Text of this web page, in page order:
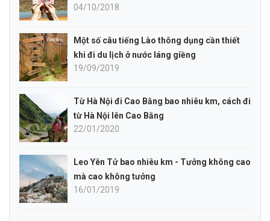
04/10/2018
Một số câu tiếng Lào thông dụng cần thiết
khi đi du lịch ở nước láng giềng
19/09/2019
Từ Hà Nội đi Cao Bằng bao nhiêu km, cách đi
từ Hà Nội lên Cao Bằng
22/01/2020
Leo Yên Tử bao nhiêu km - Tưởng không cao
mà cao không tưởng
16/01/2019